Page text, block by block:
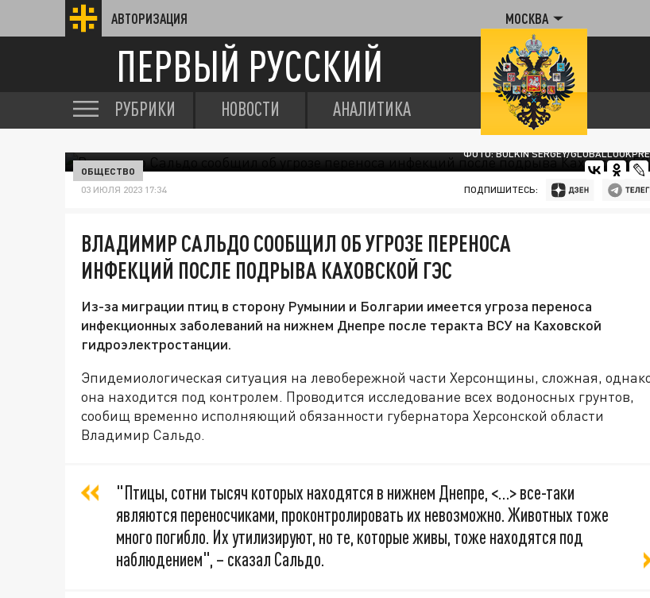
АВТОРИЗАЦИЯ МОСКВА
ПЕРВЫЙ РУССКИЙ
РУБРИКИ НОВОСТИ АНАЛИТИКА
ФОТО: BULKIN SERGEY/
ОБЩЕСТВО
03 ИЮЛЯ 2023 17:34 ПОДПИШИТЕСЬ:
ВЛАДИМИР САЛЬДО СООБЩИЛ ОБ УГРОЗЕ ПЕРЕНОСА
ИНФЕКЦИЙ ПОСЛЕ ПОДРЫВА КАХОВСКОЙ ГЭС
Из-за миграции птиц в сторону Румынии и Болгарии имеется угроза переноса
инфекционных заболеваний на нижнем Днепре после теракта ВСУ на Каховской
гидроэлектростанции.
Эпидемиологическая ситуация на левобережной части Херсонщины, сложная,
она находится под контролем. Проводится исследование всех водоносных грунтов,
сообищ временно исполняющий обязанности губернатора Херсонской области
Владимир Сальдо.
"Птицы, сотни тысяч которых находятся в нижнем Днепре, <…> все-таки
являются переносчиками, проконтролировать их невозможно. Животных тоже
много погибло. Их утилизируют, но те, которые живы, тоже находятся под
наблюдением", – сказал Сальдо.